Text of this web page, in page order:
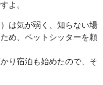
よ。
は気が弱く、知らない場
め、ペットシッターを頼
り宿泊も始めたので、そ